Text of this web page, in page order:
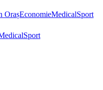
OrașEconomieMedicalSport
Sport